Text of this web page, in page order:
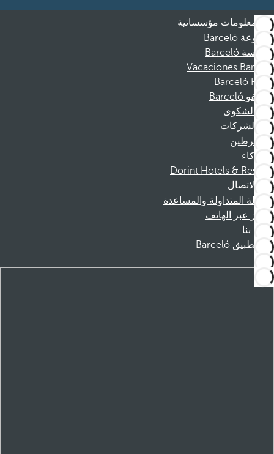
معلومات مؤسساتية
مجموعة Barceló
مؤسسة Barceló
Vacaciones Barceló
Barceló Films
موظفو Barceló
قناة الشكوى
الشركات
المنخرطين
الشركاء
Dorint Hotels & Resorts
الاتصال
الأسئلة المتداولة والمساعدة
الحجز عبر الهاتف
اتصل بنا
تطبيق Barceló
تنزيل